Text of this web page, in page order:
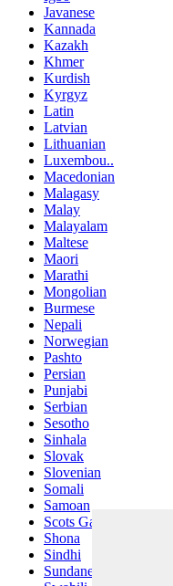
Javanese
Kannada
Kazakh
Khmer
Kurdish
Kyrgyz
Latin
Latvian
Lithuanian
Luxembou..
Macedonian
Malagasy
Malay
Malayalam
Maltese
Maori
Marathi
Mongolian
Burmese
Nepali
Norwegian
Pashto
Persian
Punjabi
Serbian
Sesotho
Sinhala
Slovak
Slovenian
Somali
Samoan
Scots Gaelic
Shona
Sindhi
Sundanese